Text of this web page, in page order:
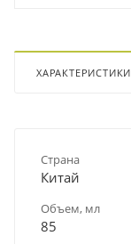
ХАРАКТЕРИСТИКИ
Страна
Китай
Объем, мл
85